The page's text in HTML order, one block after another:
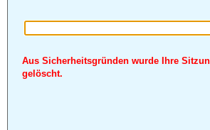
Aus Sicherheitsgründen wurde Ihre
gelöscht.